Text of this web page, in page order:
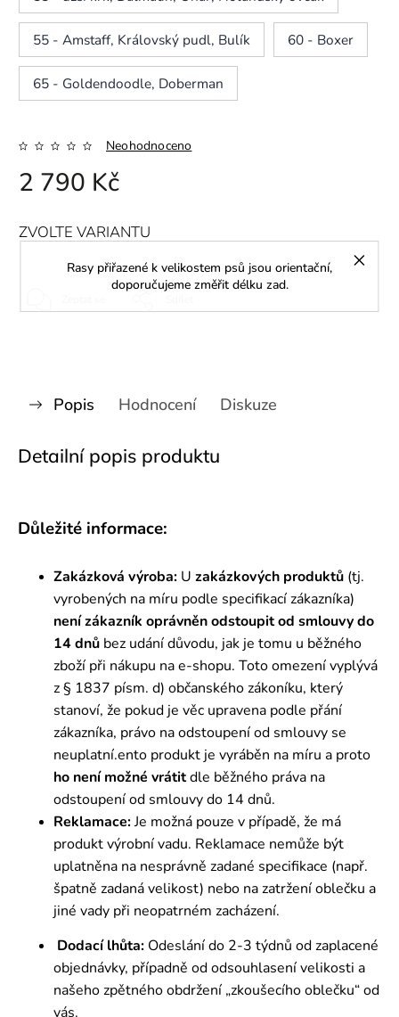
Rasy přiřazené k velikostem psů jsou orientační,
doporučujeme změřit délku zad.
55 - Amstaff, Královský pudl, Bulík 60 - Boxer
65 - Goldendoodle, Doberman
Neohodnoceno
2 790 Kč
ZVOLTE VARIANTU
Popis Hodnocení Diskuze
Detailní popis produktu
Důležité informace:
Zakázková výroba: U zakázkových produktů (tj.
vyrobených na míru podle specifikací zákazníka)
není zákazník oprávněn odstoupit od smlouvy do
14 dnů bez udání důvodu, jak je tomu u běžného
zboží při nákupu na e-shopu. Toto omezení vyplývá
z § 1837 písm. d) občanského zákoníku, který
stanoví, že pokud je věc upravena podle přání
zákazníka, právo na odstoupení od smlouvy se
neuplatní.ento produkt je vyráběn na míru a proto
ho není možné vrátitdle běžného práva na
odstoupení od smlouvy do 14 dnů.
Reklamace:Je možná pouze v případě, že má
produkt výrobní vadu. Reklamace nemůže být
uplatněna na nesprávně zadané specifikace (např.
špatně zadaná velikost) nebo na zatržení oblečku a
jiné vady při neopatrném zacházení.
Dodací lhůta: Odeslání do 2-3 týdnů od zaplacené
objednávky, případně od odsouhlasení velikosti a
našeho zpětného obdržení „zkoušecího oblečku“ od
vás.